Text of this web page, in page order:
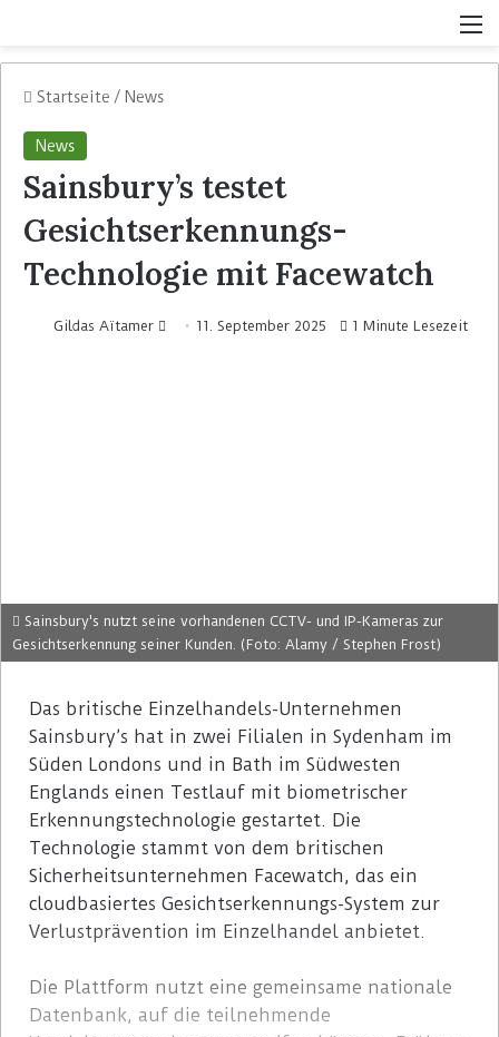
Startseite / News
News
Sainsbury’s testet
Gesichtserkennungs-
Technologie mit Facewatch
Gildas Aïtamer 11. September 2025 1 Minute Lesezeit
Sainsbury's nutzt seine vorhandenen CCTV- und IP-Kameras zur
Gesichtserkennung seiner Kunden. (Foto: Alamy / Stephen Frost)
Das britische Einzelhandels-Unternehmen
Sainsbury’s hat in zwei Filialen in Sydenham im
Süden Londons und in Bath im Südwesten
Englands einen Testlauf mit biometrischer
Erkennungstechnologie gestartet. Die
Technologie stammt von dem britischen
Sicherheitsunternehmen Facewatch, das ein
cloudbasiertes Gesichtserkennungs-System zur
Verlustprävention im Einzelhandel anbietet.
Die Plattform nutzt eine gemeinsame nationale
Datenbank, auf die teilnehmende